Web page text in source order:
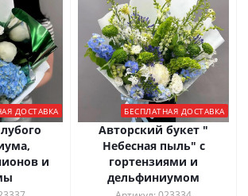
ДОСТАВКА
и
БЕСПЛАТНАЯ ДОСТАВКА
Авторский букет "
Небесная пыль" с
гортензиями и
дельфиниумом